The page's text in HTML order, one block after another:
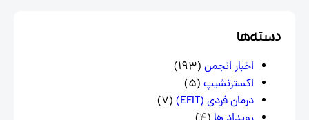
اخبار انجمن(193)
اکسترنشیپ(5)
درمان فردی (EFIT)
(7)